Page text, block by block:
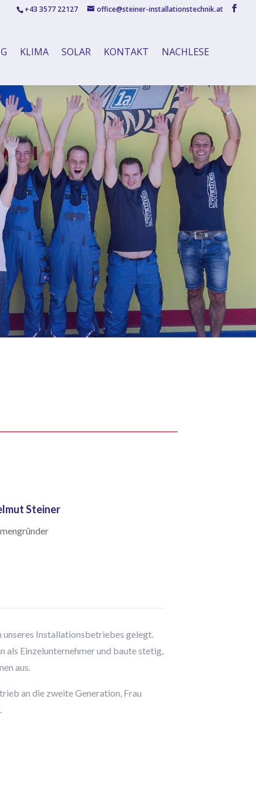
+43 3577 22127 office@steiner-installationstechnik.at
KLIMA SOLAR KONTAKT NACHLESE
Steiner
unseres Installationsbetriebes gelegt.
als Einzelunternehmer und baute stetig,
aus.
an die zweite Generation, Frau